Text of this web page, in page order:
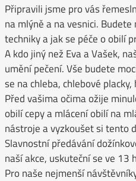
Připravili jsme pro vás
na mlýně a na vesnici.
techniky a jak se péče o obilí
A kdo jiný než Eva a Vašek,
umění pečení. Vše budete
se na chleba, chlebové
Před vašima očima ožije
obilí cepy a mlácení obilí na
nástroje a vyzkoušet si tento
Slavnostní předávání
naší akce, uskuteční se ve 13
Pro naše nejmenší